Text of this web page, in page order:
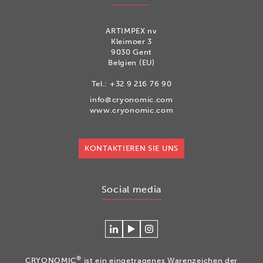
ARTIMPEX nv
Kleimoer 3
9030 Gent
Belgien (EU)
Tel.: +32 9 216 76 90
info@cryonomic.com
www.cryonomic.com
KONTAKTIEREN SIE UNS
Social media
Verlinken
sich
Betrachten
unsere
Volg
CRYONOMIC® ist ein eingetragenes Warenzeichen der